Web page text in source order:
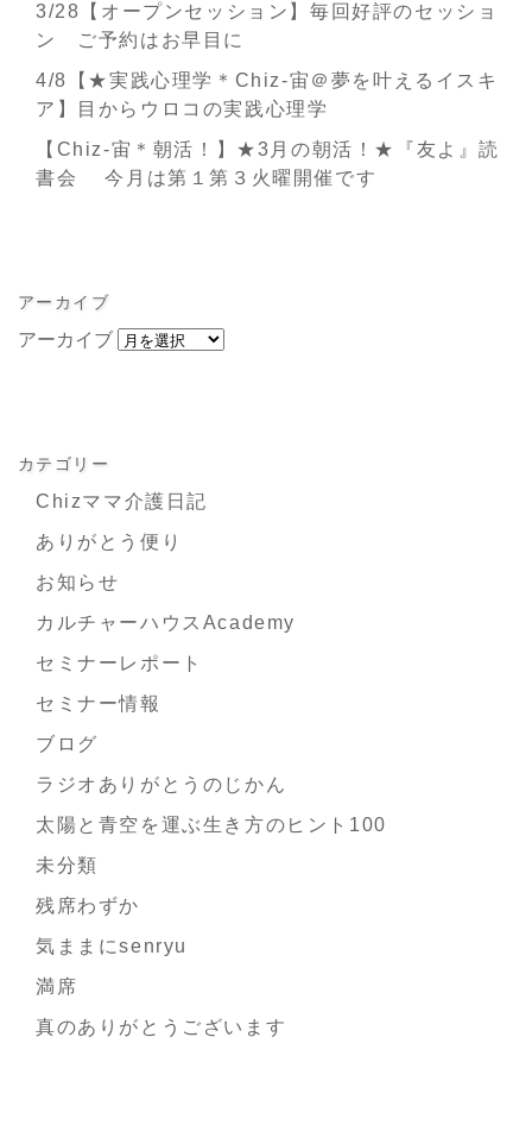
3/28【オープンセッション】毎回好評のセッショ
ン ご予約はお早目に
4/8【★実践心理学＊Chiz-宙＠夢を叶えるイスキ
ア】目からウロコの実践心理学
【Chiz-宙＊朝活！】★3月の朝活！★『友よ』読
書会 今月は第１第３火曜開催です
アーカイブ
アーカイブ
カテゴリー
Chizママ介護日記
ありがとう便り
お知らせ
カルチャーハウスAcademy
セミナーレポート
セミナー情報
ブログ
ラジオありがとうのじかん
太陽と青空を運ぶ生き方のヒント100
未分類
残席わずか
気ままにsenryu
満席
真のありがとうございます